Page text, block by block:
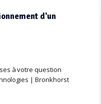
d'un
à votre question
| Bronkhorst